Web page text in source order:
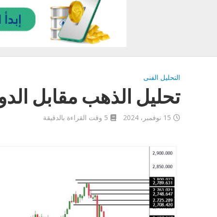
التحليل الفنى
تحليل الذهب مقابل الدولار 15-
15 نوفمبر، 2024 5 وقت القراءة بالدقيقة